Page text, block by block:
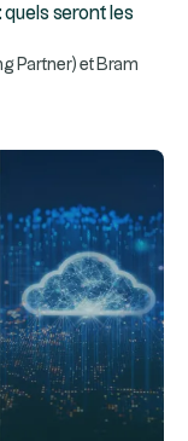
seront les
Partner) et Bram